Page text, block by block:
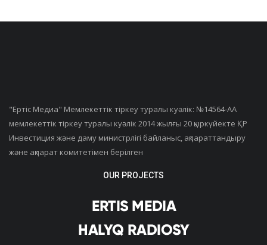
"Ертiс Медиа" Мемлекеттік тіркеу туралы куәлік: №14564-АА
мемлекеттік тіркеу туралы куәлік 2014 жылғы 20 қыркүйекте ҚР
Инвестиция және даму министрлігі байланыс, ақпараттандыру
және ақпарат комитетімен берілген
OUR PROJECTS